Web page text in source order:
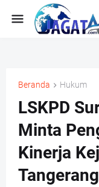
Beranda Hukum
LSKPD
Minta
Kinerja